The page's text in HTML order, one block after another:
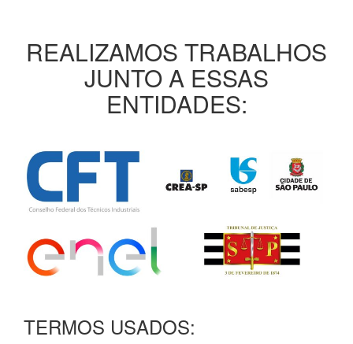
REALIZAMOS TRABALHOS
JUNTO A ESSAS
ENTIDADES:
TERMOS USADOS: